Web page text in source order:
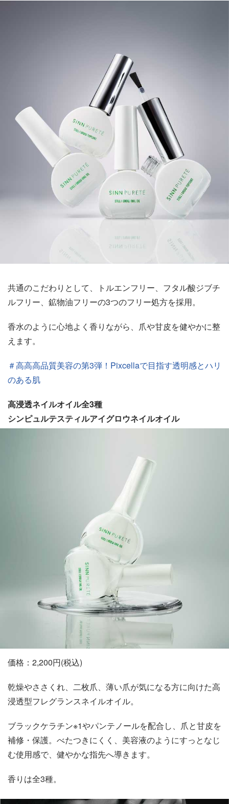
共通のこだわりとして、トルエンフリー、フタル酸ジブチ
ルフリー、鉱物油フリーの3つのフリー処方を採用。
香水のように心地よく香りながら、爪や甘皮を健やかに整
えます。
＃高高高品質美容の第3弾！Pixcellaで目指す透明感とハリ
のある肌
高浸透ネイルオイル全3種
シンピュルテスティルアイグロウネイルオイル
価格：2,200円(税込)
乾燥やささくれ、二枚爪、薄い爪が気になる方に向けた高
浸透型フレグランスネイルオイル。
ブラックケラチン※1やパンテノールを配合し、爪と甘皮を
補修・保護。べたつきにくく、美容液のようにすっとなじ
む使用感で、健やかな指先へ導きます。
香りは全3種。